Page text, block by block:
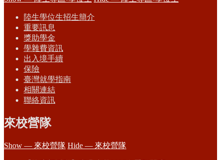
陸生學位生招生簡介
重要訊息
獎助學金
學雜費資訊
出入境手續
保險
臺灣就學指南
相關連結
聯絡資訊
來校營隊
Show — 來校營隊 Hide — 來校營隊